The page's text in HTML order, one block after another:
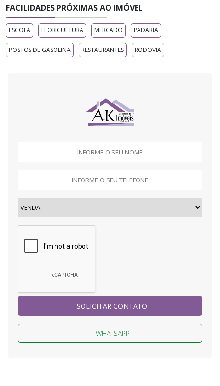
FACILIDADES PRÓXIMAS AO IMÓVEL
ESCOLA FLORICULTURA MERCADO PADARIA
POSTOS DE GASOLINA RESTAURANTES RODOVIA
SOLICITAR CONTATO
WHATSAPP